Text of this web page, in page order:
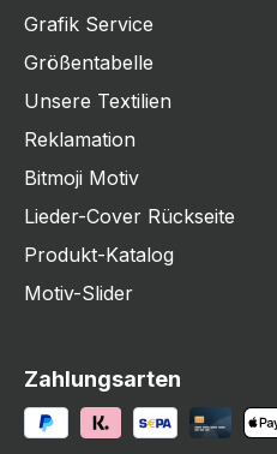
Grafik Service
Größentabelle
Unsere Textilien
Reklamation
Bitmoji Motiv
Lieder-Cover Rückseite
Produkt-Katalog
Motiv-Slider
Zahlungsarten